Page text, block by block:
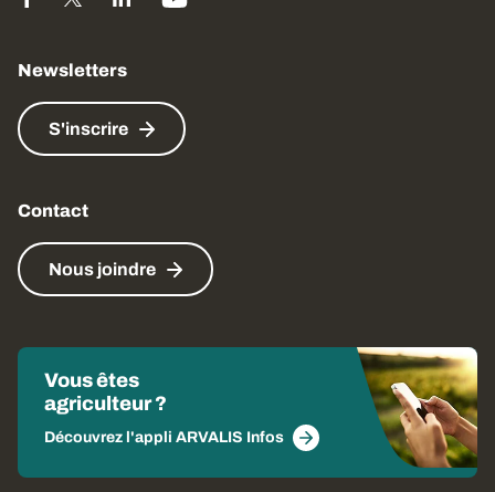
Newsletters
S'inscrire
Contact
Nous joindre
Vous êtes
agriculteur ?
Découvrez l'appli ARVALIS Infos